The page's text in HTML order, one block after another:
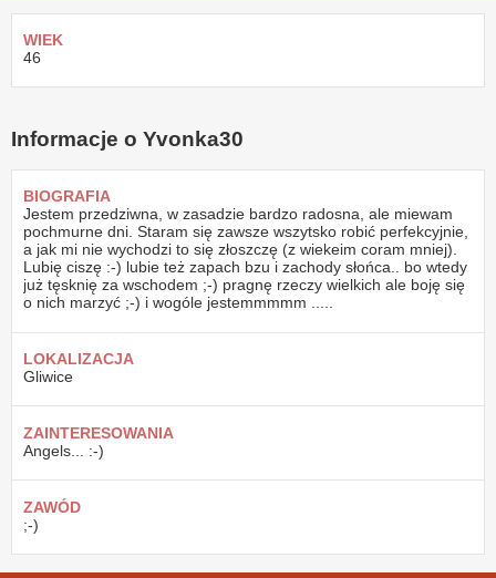
WIEK
46
Informacje o Yvonka30
BIOGRAFIA
Jestem przedziwna, w zasadzie bardzo radosna, ale miewam
pochmurne dni. Staram się zawsze wszytsko robić perfekcyjnie,
a jak mi nie wychodzi to się złoszczę (z wiekeim coram mniej).
Lubię ciszę :-) lubie też zapach bzu i zachody słońca.. bo wtedy
już tęsknię za wschodem ;-) pragnę rzeczy wielkich ale boję się
o nich marzyć ;-) i wogóle jestemmmmm .....
LOKALIZACJA
Gliwice
ZAINTERESOWANIA
Angels... :-)
ZAWÓD
;-)